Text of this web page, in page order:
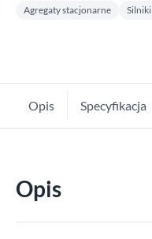
Agregaty stacjonarne
Opis Specyfikacja
Opis